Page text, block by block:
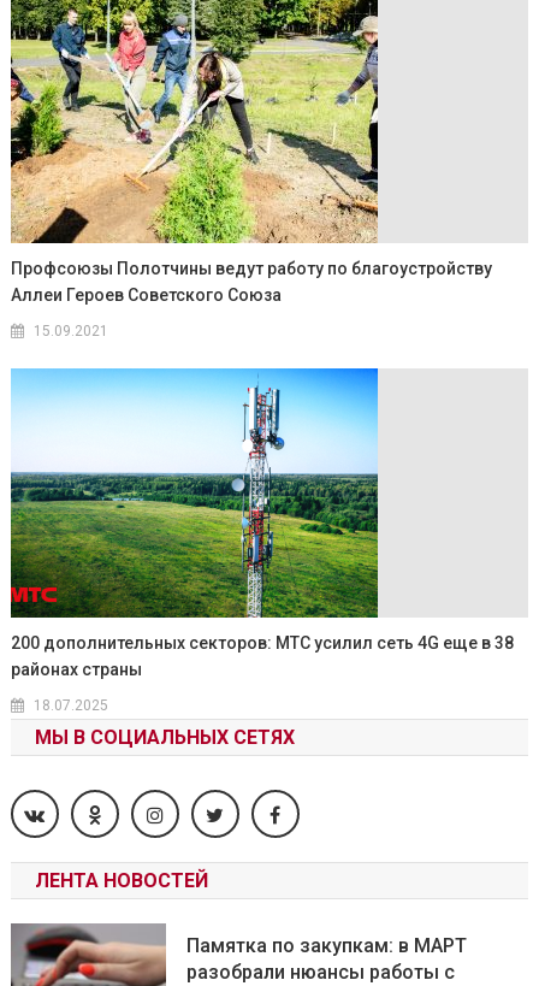
Профсоюзы Полотчины ведут работу по благоустройству
Аллеи Героев Советского Союза
15.09.2021
200 дополнительных секторов: МТС усилил сеть 4G еще в 38
районах страны
18.07.2025
МЫ В СОЦИАЛЬНЫХ СЕТЯХ
ЛЕНТА НОВОСТЕЙ
Памятка по закупкам: в МАРТ
разобрали нюансы работы с